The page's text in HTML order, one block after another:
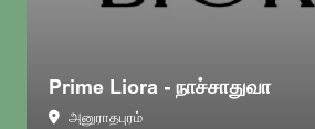
Prime Liora - நாச்சாதுவா
அனுராதபுரம்